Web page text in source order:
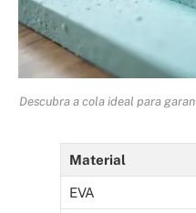
Descubra a cola ideal para
Material
EVA